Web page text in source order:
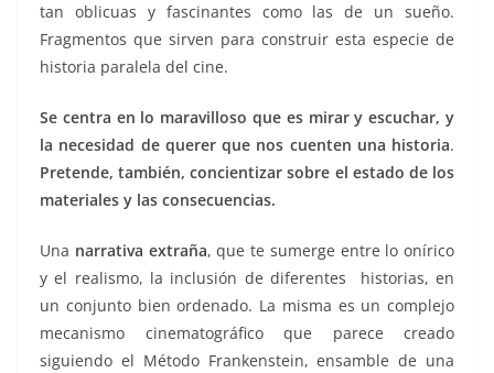
tan oblicuas y fascinantes como las de un sueño.
Fragmentos que sirven para construir esta especie de
historia paralela del cine.
Se centra en lo maravilloso que es mirar y escuchar, y
la necesidad de querer que nos cuenten una historia.
Pretende, también, concientizar sobre el estado de los
materiales y las consecuencias.
Una narrativa extraña, que te sumerge entre lo onírico
y el realismo, la inclusión de diferentes historias, en
un conjunto bien ordenado. La misma es un complejo
mecanismo cinematográfico que parece creado
siguiendo el Método Frankenstein, ensamble de una